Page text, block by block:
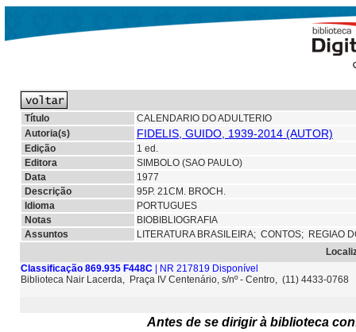
Título
CALENDARIO DO ADULTERIO
Autoria(s)
FIDELIS, GUIDO, 1939-2014 (AUTOR)
Edição
1 ed.
Editora
SIMBOLO (SAO PAULO)
Data
1977
Descrição
95P. 21CM. BROCH.
Idioma
PORTUGUES
Notas
BIOBIBLIOGRAFIA
Assuntos
LITERATURA BRASILEIRA; CONTOS; REGIAO
Classificação 869.935 F448C | NR 217819 Disponível
Biblioteca Nair Lacerda, Praça IV Centenário, s/nº - Centro, (11) 4433-0768
Antes de se dirigir à biblioteca